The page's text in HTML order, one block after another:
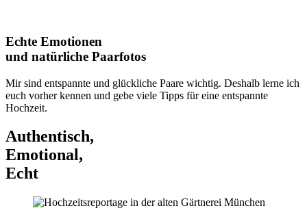
Echte Emotionen
und natürliche Paarfotos
Mir sind entspannte und glückliche Paare wichtig. Deshalb lerne ich
euch vorher kennen und gebe viele Tipps für eine entspannte
Hochzeit.
Authentisch,
Emotional,
Echt